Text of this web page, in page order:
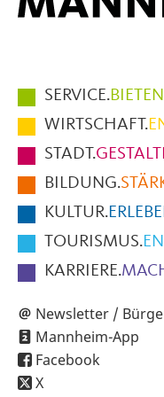
Hauptmenüpunkte
im
Fußbereich
der
Seite
SERVICE.BIETEN
WIRTSCHAFT.
STADT.
BILDUNG.
KULTUR.
TOURISMUS.
KARRIERE.
Newsletter /
Mannheim-App
Facebook
X